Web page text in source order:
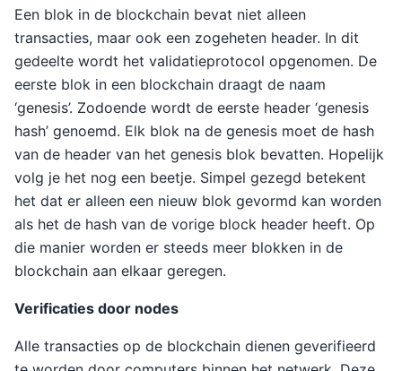
Een blok in de blockchain bevat niet alleen
transacties, maar ook een zogeheten header. In dit
gedeelte wordt het validatieprotocol opgenomen. De
eerste blok in een blockchain draagt de naam
‘genesis’. Zodoende wordt de eerste header ‘genesis
hash’ genoemd. Elk blok na de genesis moet de hash
van de header van het genesis blok bevatten. Hopelijk
volg je het nog een beetje. Simpel gezegd betekent
het dat er alleen een nieuw blok gevormd kan worden
als het de hash van de vorige block header heeft. Op
die manier worden er steeds meer blokken in de
blockchain aan elkaar geregen.
Verificaties door nodes
Alle transacties op de blockchain dienen geverifieerd